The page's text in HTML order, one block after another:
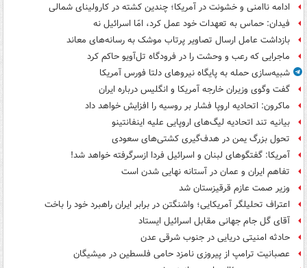
ادامه ناامنی و خشونت در آمریکا؛ چندین کشته در کارولینای شمالی
فیدان: حماس به تعهدات خود عمل کرد، امّا اسرائیل نه
بازداشت عامل ارسال تصاویر پرتاب موشک به رسانه‌های معاند
ماجرایی که رعب و وحشت را در فرودگاه تل‌آویو حاکم کرد
شبیه‌سازی حمله به پایگاه نیروهای دلتا فورس آمریکا
گفت وگوی وزیران خارجه آمریکا و انگلیس درباره ایران
ماکرون: اتحادیه اروپا فشار بر روسیه را افزایش خواهد داد
بیانیه تند اتحادیه لیگ‌های اروپایی علیه اینفانتینو
تحول بزرگ یمن در هدف‌گیری کشتی‌های سعودی
آمریکا: گفتگوهای لبنان و اسرائیل فردا ازسرگرفته خواهد شد!
تفاهم ایران و عمان در آستانه نهایی شدن است
وزیر صمت عازم قرقیزستان شد
اعتراف تحلیلگر آمریکایی؛ واشنگتن در برابر ایران راهبرد خود را باخت
آقای گل جام جهانی مقابل اسرائیل ایستاد
حادثه امنیتی دریایی در جنوب شرقی عدن
عصبانیت ترامپ از پیروزی نامزد حامی فلسطین در میشیگان